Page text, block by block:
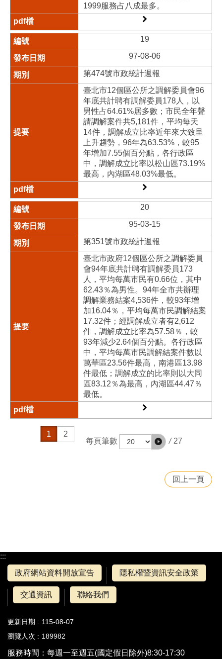
1999服務占八成最多。
19
97-08-06
第474號市政統計週報
臺北市12個區公所之調解委員會96
年底共計聘有調解委員178人，以
男性占64.61%居多數；市民全年聲
請調解案件共5,181件，平均每天
14件，調解成立比率近年來大致呈
上升趨勢，96年為63.53%，較95
年增加7.55個百分點，各行政區
中，調解成立比率以松山區73.19%
最高，內湖區48.03%最低。
20
95-03-15
第351號市政統計週報
臺北市政府12個區公所之調解委員
會94年底共計聘有調解委員173
人，平均每萬市民有0.66位，其中
62.43％為男性。94年全市共辦理
調解業務結案4,536件，較93年增
加16.04％，平均每萬市民調解結案
17.32件；經調解成立者有2,612
件，調解成立比率為57.58％，較
93年減少2.64個百分點。各行政區
中，平均每萬市民調解結案件數以
萬華區23.56件最高，南港區13.98
件最低；調解成立的比率則以大同
區83.12％為最高，內湖區44.47％
最低。
1
2
每頁筆數
/ 27
回上一頁
:::
政府網站資料開放宣告
隱私權暨資訊安全政策
交通資訊 聯絡我們
更新日期
115-08-07
瀏覽人次
189982
服務時間：每週一至週五(國定假日除外)8:30-17:30